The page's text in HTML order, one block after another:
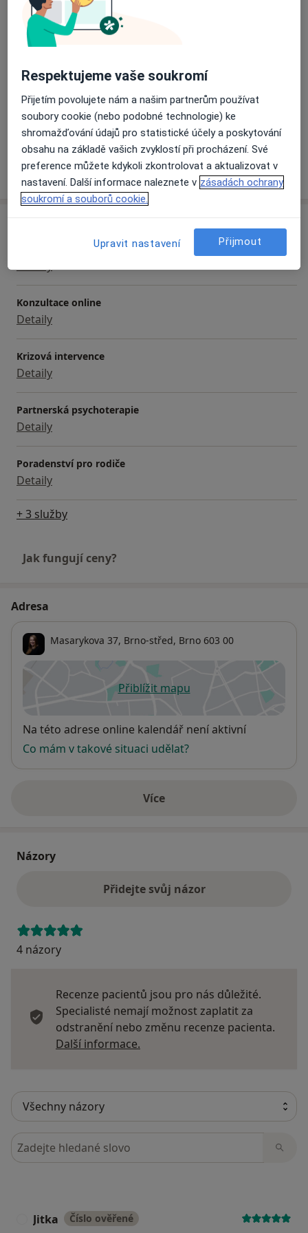
Vám podporu, pomoc a doprovázení v situacích dle
osobnosti klienta a jeho konkrétní životní situace. Ke
klientům přistupuji s citlivostí a respektem k jejich
www.simonasidlova.cz.
Hlavní léčená onemocnění
Vztahová krize
Poruchy v mezilidských vztazích
Dospělí
Děti
Více
o zkušenostech
Individuální psychoterapie
Detaily
Konzultace online
Detaily
Krizová intervence
Detaily
Partnerská psychoterapie
Detaily
Poradenství pro rodiče
Detaily
+ 3 služby
Jak fungují ceny?
Adresa
Masarykova 37, Brno-střed, Brno 603 00
Přiblížit mapuse otevře v nové záložce
Dostupnost
Na této adrese online kalendář není aktivní
Co mám v takové situaci udělat?
Víceo adrese
Názory
Přidejte svůj názor
4 názory
Recenze pacientů jsou pro nás důležité.
Specialisté nemají možnost zaplatit za
odstranění nebo změnu recenze pacienta.
Další informace.
Hledejte v názorech
Jitka Číslo ověřené
Respektujeme vaše soukromí
Přijetím povolujete nám a našim partnerům používat
soubory cookie (nebo podobné technologie) ke
shromažďování údajů pro statistické účely a poskytování
obsahu na základě vašich zvyklostí při procházení. Své
preference můžete kdykoli zkontrolovat a aktualizovat v
nastavení. Další informace naleznete v zásadách ochrany
soukromí a souborů cookie.
Upravit nastavení Přijmout